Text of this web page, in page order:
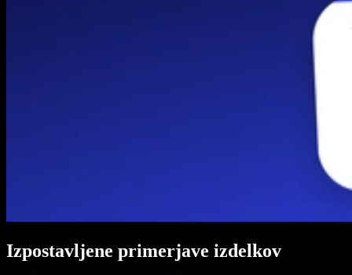
Izpostavljene primerjave izdelkov